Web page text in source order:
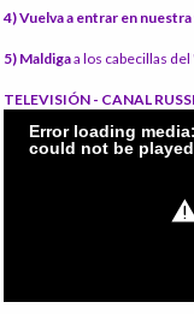
4) Vuelva a entrar en
5) Maldigaa los cabecillas
TELEVISIÓN - CANAL